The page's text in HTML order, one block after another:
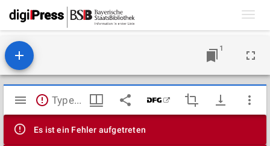
1
Mirador
Viewer
TypeError: Failed to fetch
Es ist ein Fehler aufgetreten